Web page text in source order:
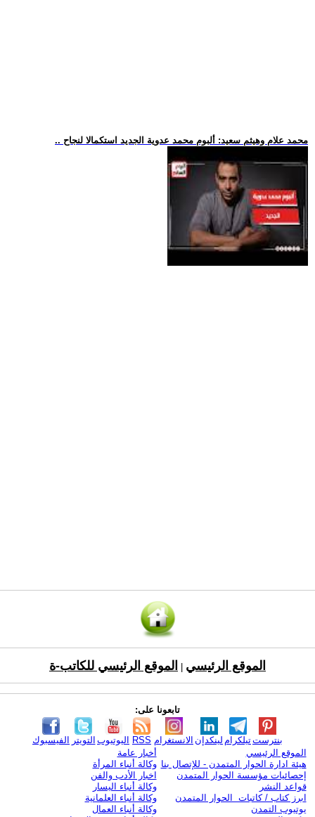
.. محمد علام وهيثم سعيد: ألبوم محمد عدوية الجديد استكمالا لنجاح
الموقع الرئيسي الموقع الرئيسي للكاتب-ة
تابعونا على:
الفيسبوك التويتر اليوتيوب RSS الانستغرام لينكدإن تيلكرامبنترست
الموقع الرئيسي
هيئة ادارة الحوار المتمدن - للإتصال بنا
إحصائيات مؤسسة الحوار المتمدن
قواعد النشر
ابرز كتاب / كاتبات الحوار المتمدن
يوتيوب التمدن
أخبار عامة
وكالة أنباء المرأة
اخبار الأدب والفن
وكالة أنباء اليسار
وكالة أنباء العلمانية
وكالة أنباء العمال